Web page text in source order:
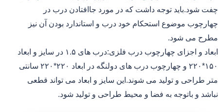
چفت شود.باید توجه داشت که در مورد جاافتادن درب در
چهارچوب موضوع استحکام خود درب و استاندارد بودن آن نیز
مطرح می شود.
ابعاد و اجزای چهارچوب درب فلزی:درب های ۱.۵ در سایز و ابعاد
۱۵۰*۲۲۰ و چهارچوب درب های دولنگه در ابعاد ۲۲۰*۲۲۰ سانتی
متر طراحی و تولید می شوند.این سایز و ابعاد می تواند قطعی
نباشد و باتوجه به فضا و محیط طراحی و تولید شود.